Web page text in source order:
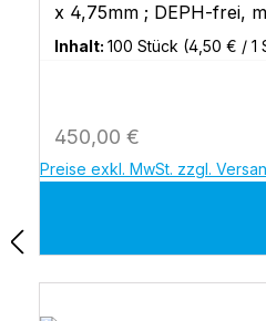
x 4,75mm ; DEPH-frei,
1200 psi,
Inhalt: 100 Stück (4,50 € / 1
Regulärer Preis:
450,00 €
Preise exkl. MwSt. zzgl.